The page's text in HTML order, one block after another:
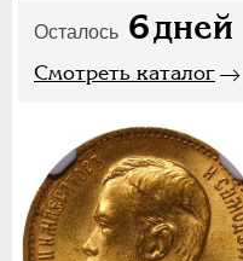
Осталось 6дней
Смотреть каталог